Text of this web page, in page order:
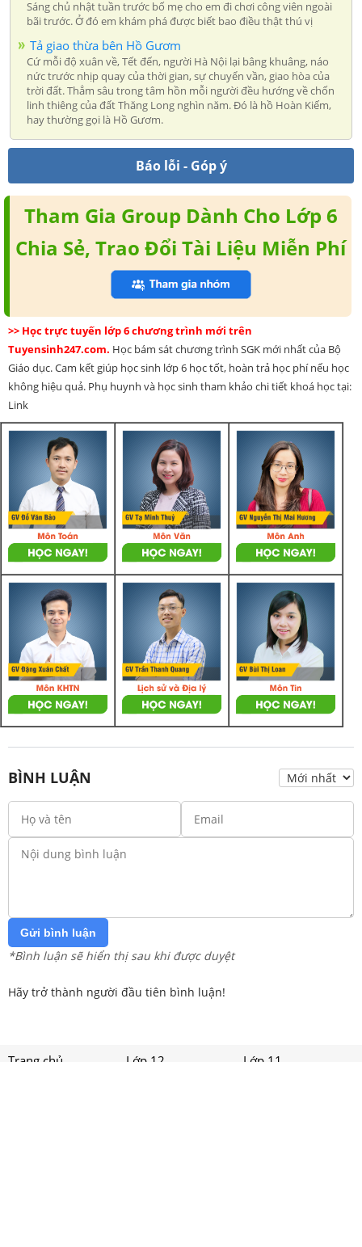
Sáng chủ nhật tuần trước bố mẹ cho em đi chơi công viên ngoài
bãi trước. Ở đó em khám phá được biết bao điều thật thú vị
Tả giao thừa bên Hồ Gươm
Cứ mỗi độ xuân về, Tết đến, người Hà Nội lại bâng khuâng, náo
nức trước nhịp quay của thời gian, sự chuyển vần, giao hòa của
trời đất. Thẳm sâu trong tâm hồn mỗi người đều hướng về chốn
linh thiêng của đất Thăng Long nghìn năm. Đó là hồ Hoàn Kiếm,
hay thường gọi là Hồ Gươm.
Báo lỗi - Góp ý
Tham Gia Group Dành Cho Lớp 6
Chia Sẻ, Trao Đổi Tài Liệu Miễn Phí
>> Học trực tuyến lớp 6 chương trình mới trên
Tuyensinh247.com. Học bám sát chương trình SGK mới nhất của Bộ
Giáo dục. Cam kết giúp học sinh lớp 6 học tốt, hoàn trả học phí nếu học
không hiệu quả. Phụ huynh và học sinh tham khảo chi tiết khoá học tại:
Link
BÌNH LUẬN
Gửi bình luận
*Bình luận sẽ hiển thị sau khi được duyệt
Hãy trở thành người đầu tiên bình luận!
Trang chủ Lớp 12
Lớp 11